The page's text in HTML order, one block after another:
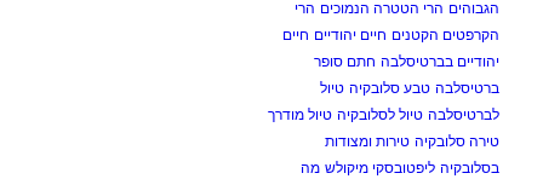
הגבוהים הרי הטטרה הנמוכים הרי
הקרפטים הקטנים חיים יהודיים חיים
יהודיים בברטיסלבה חתם סופר
ברטיסלבה טבע סלובקיה טיול
לברטיסלבה טיול לסלובקיה טיול מודרך
טירה סלובקיה טירות ומצודות
בסלובקיה ליפטובסקי מיקולש מה